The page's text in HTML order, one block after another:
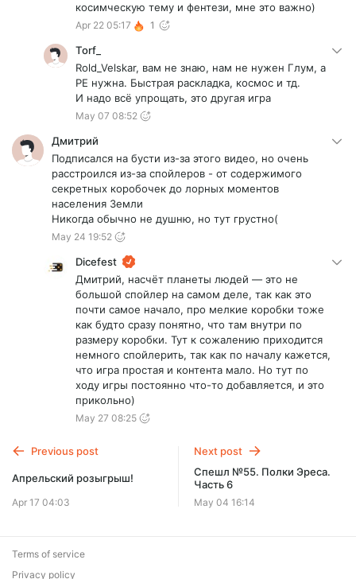
косимческую тему и фентези, мне это важно)
Apr 22 05:17 1
Torf_
Rold_Velskar, вам не знаю, нам не нужен Глум, а
РЕ нужна. Быстрая раскладка, космос и тд.
И надо всё упрощать, это другая игра
May 07 08:52
Дмитрий
Подписался на бусти из-за этого видео, но очень
расстроился из-за спойлеров - от содержимого
секретных коробочек до лорных моментов
населения Земли
Никогда обычно не душню, но тут грустно(
May 24 19:52
Dicefest
Дмитрий, насчёт планеты людей — это не
большой спойлер на самом деле, так как это
почти самое начало, про мелкие коробки тоже
как будто сразу понятно, что там внутри по
размеру коробки. Тут к сожалению приходится
немного спойлерить, так как по началу кажется,
что игра простая и контента мало. Но тут по
ходу игры постоянно что-то добавляется, и это
прикольно)
May 27 08:25
Previous post
Апрельский розыгрыш!
Apr 17 04:03
Next post
Спешл №55. Полки Эреса.
Часть 6
May 04 16:14
Terms of service
Privacy policy